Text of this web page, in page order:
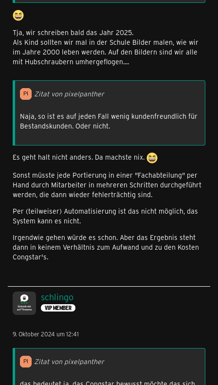
Tja, wir schreiben bald das Jahr 2025.
Als Kind sollten wir mal in der Schule Bilder malen, wie wir
im Jahre 2000 leben werden. Auf den Bildern sind wir alle
mit Hubschraubern umhergeflogen....
Zitat von pixelpanther
Naja, so ist es auf jeden Fall wenig kundenfreundlich für
Bestandskunden. Oder nicht.
Es geht halt nicht anders. Da machste nix.
Sonst müsste jede Portierung in einer "Fachabteilung" per
Hand durch Mitarbeiter in mehreren Schritten durchgeführt
werden, die dann wieder fehlerträchtig sind.
Per (teilweiser) Automatisierung ist das nicht möglich, das
System kann es nicht.
Irgendwie gehen würde es schon. Aber das Ergebnis steht
dann in keinem Verhältnis zum Aufwand und zu den Kosten
Congstar's.
schlingo
VIP MEMBER
9. Oktober 2024 um 12:41
Zitat von pixelpanther